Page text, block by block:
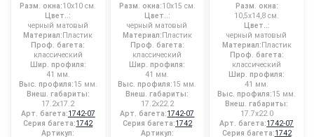
Разм. окна:10x10 см.
Цвет..:
черный матовый
Материал:Пластик
Проф. багета:
классический
Шир. профиля:
41 мм.
Выс. профиля:15 мм.
Внеш. габариты:
17.2x17.2
Арт. багета:1742-07
Серия багета:1742
Артикул:
Разм. окна:10x15 см.
Цвет..:
черный матовый
Материал:Пластик
Проф. багета:
классический
Шир. профиля:
41 мм.
Выс. профиля:15 мм.
Внеш. габариты:
17.2x22.2
Арт. багета:1742-07
Серия багета:1742
Артикул:
Разм. окна:
10,5x14,8 см.
Цвет..:
черный матовый
Материал:Пластик
Проф. багета:
классический
Шир. профиля:
41 мм.
Выс. профиля:15 мм.
Внеш. габариты:
17.7x22.0
Арт. багета:1742-07
Серия багета:1742